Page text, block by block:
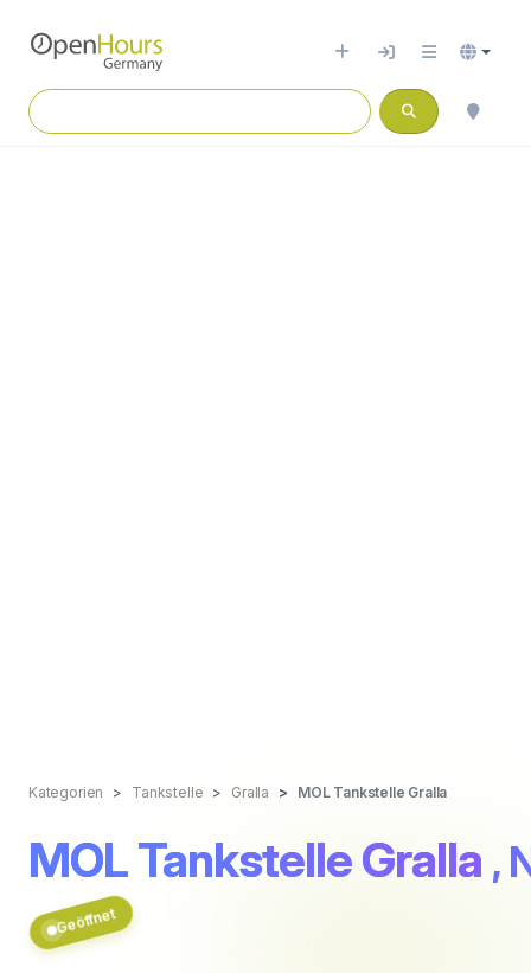
Kategorien Tankstelle Gralla MOL Tankstelle Gralla
MOL Tankstelle Gralla ,
Geöffnet